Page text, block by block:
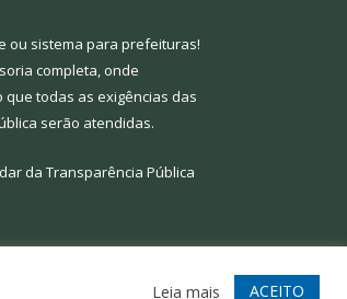
ou sistema para prefeituras!
completa, onde
que todas as exigências das
serão atendidas.
da Transparência Pública
Acessar Webmail
Leia mais ACEITO